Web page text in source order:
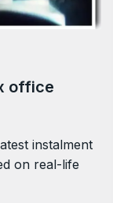
office
instalment
on real-life